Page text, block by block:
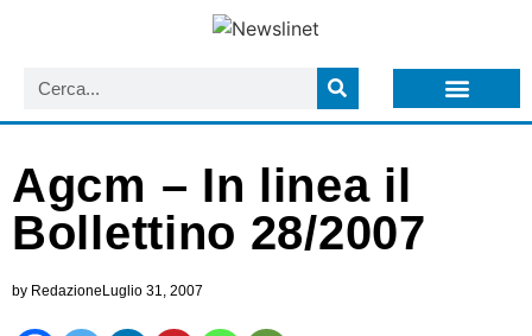
Agcm – In linea il
Bollettino 28/2007
by RedazioneLuglio 31, 2007